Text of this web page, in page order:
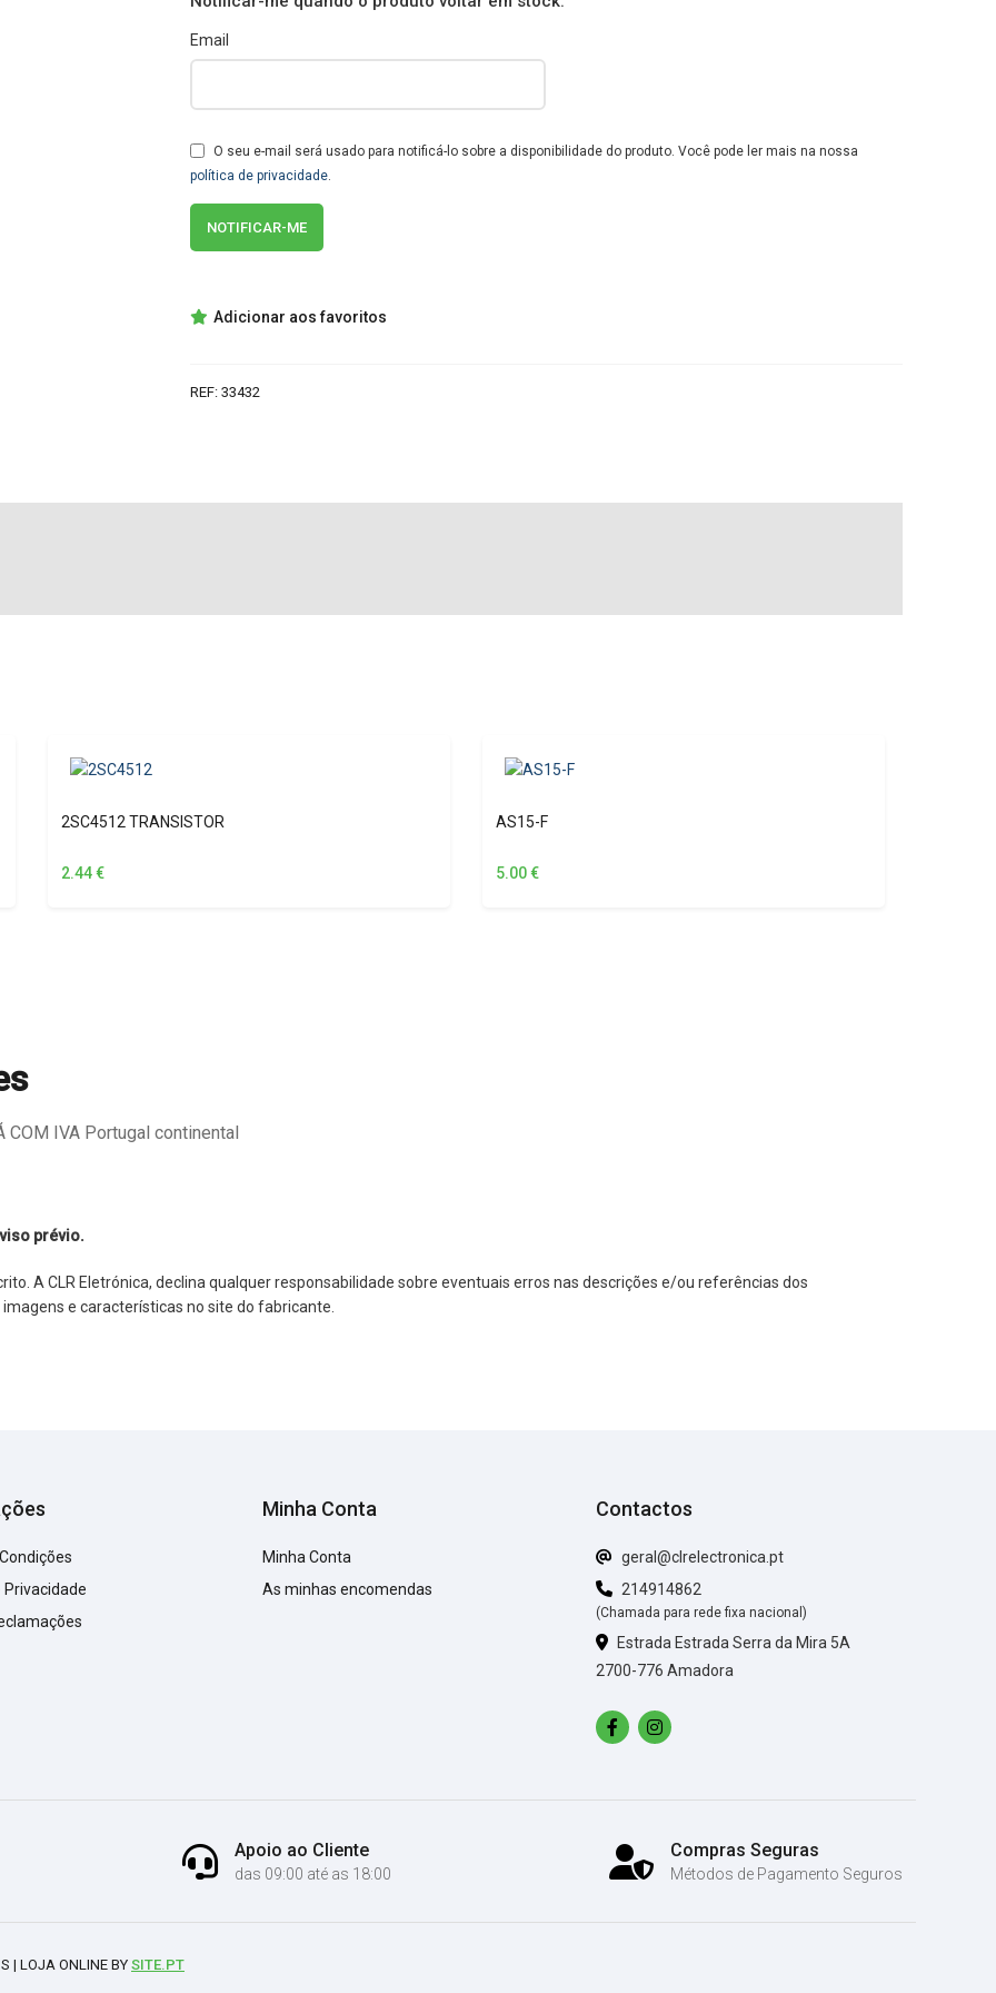
Email
O seu e-mail será usado para notificá-lo sobre a disponibilidade do produto. Você pode ler mais na nossa
política de privacidade.
Adicionar aos favoritos
REF: 33432
2SC4512 TRANSISTOR
2.44€
AS15-F
5.00€
COM IVA Portugal continental
prévio.
A CLR Eletrónica, declina qualquer responsabilidade sobre eventuais erros nas descrições e/ou referências dos
e características no site do fabricante.
Privacidade
Minha Conta
Minha Conta
As minhas encomendas
Contactos
geral@clrelectronica.pt
214914862
(Chamada para rede fixa nacional)
Estrada Estrada Serra da Mira 5A
2700-776 Amadora
Apoio ao Cliente
das 09:00 até as 18:00
Compras Seguras
Métodos de Pagamento Seguros
| LOJA ONLINE BY SITE.PT